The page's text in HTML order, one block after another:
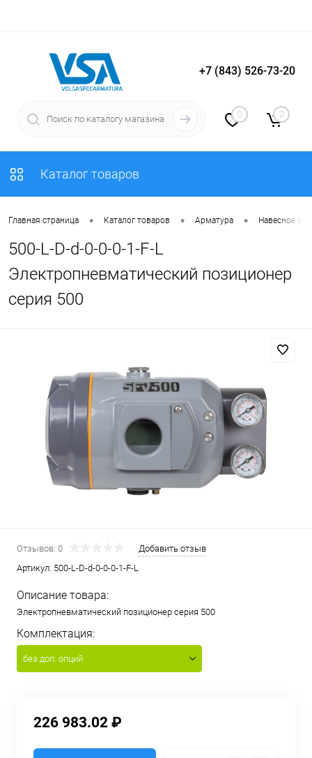
Вход Регистрация
+7 (843) 526-73-20
0 0
Каталог товаров
Главная страница • Каталог товаров • Арматура • Навесное
500-L-D-d-0-0-0-1-F-L
Электропневматический позиционер
серия 500
Отзывов: 0
Добавить отзыв
Артикул: 500-L-D-d-0-0-0-1-F-L
Описание товара:
Электропневматический позиционер серия 500
Комплектация:
без доп. опций
226 983.02 ₽